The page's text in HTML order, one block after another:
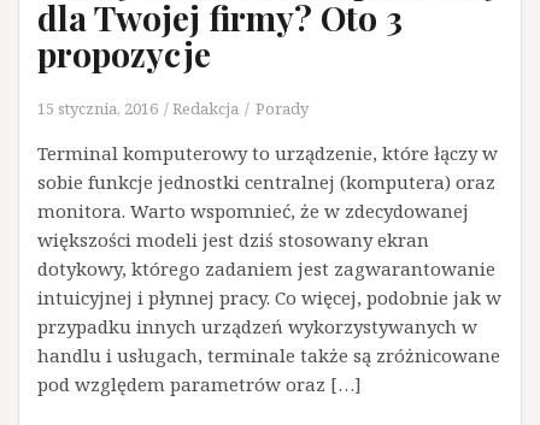
dla Twojej firmy? Oto 3
propozycje
15 stycznia, 2016 Redakcja Porady
Terminal komputerowy to urządzenie, które łączy w
sobie funkcje jednostki centralnej (komputera) oraz
monitora. Warto wspomnieć, że w zdecydowanej
większości modeli jest dziś stosowany ekran
dotykowy, którego zadaniem jest zagwarantowanie
intuicyjnej i płynnej pracy. Co więcej, podobnie jak w
przypadku innych urządzeń wykorzystywanych w
handlu i usługach, terminale także są zróżnicowane
pod względem parametrów oraz […]